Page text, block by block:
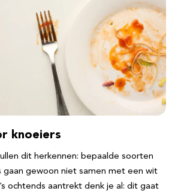
knoeiers
dit herkennen: bepaalde soorten
gaan gewoon niet samen met een wit
ochtends aantrekt denk je al: dit gaat